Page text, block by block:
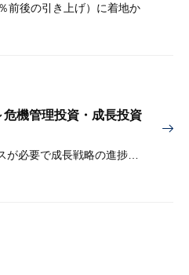
前後の引き上げ）に着地か
機管理投資・成長投資
米国を上回る生産性向上ペースが必要で成長戦略の進捗管理も課題